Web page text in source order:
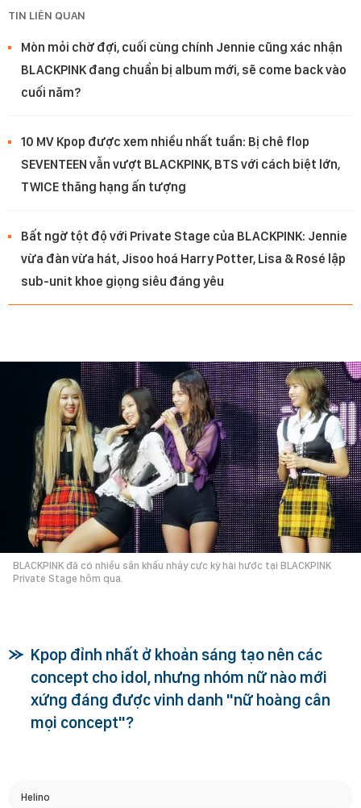
TIN LIÊN QUAN
Mòn mỏi chờ đợi, cuối cùng chính Jennie cũng xác nhận
BLACKPINK đang chuẩn bị album mới, sẽ come back vào
cuối năm?
10 MV Kpop được xem nhiều nhất tuần: Bị chê flop
SEVENTEEN vẫn vượt BLACKPINK, BTS với cách biệt lớn,
TWICE thăng hạng ấn tượng
Bất ngờ tột độ với Private Stage của BLACKPINK: Jennie
vừa đàn vừa hát, Jisoo hoá Harry Potter, Lisa & Rosé lập
sub-unit khoe giọng siêu đáng yêu
BLACKPINK đã có nhiều sân khấu nhảy cực kỳ hài hước tại BLACKPINK
Private Stage hôm qua.
Kpop đỉnh nhất ở khoản sáng tạo nên các
concept cho idol, nhưng nhóm nữ nào mới
xứng đáng được vinh danh "nữ hoàng cân
mọi concept"?
Helino